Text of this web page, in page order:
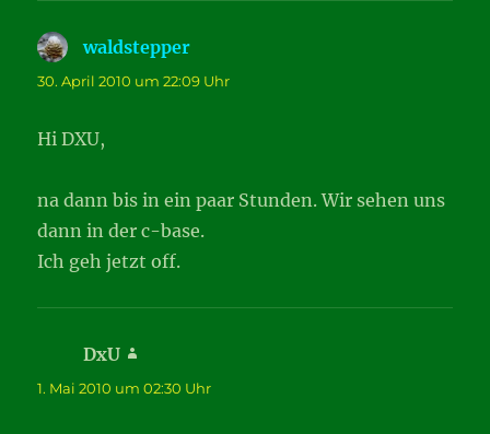
waldstepper
30. April 2010 um 22:09 Uhr
Hi DXU,
na dann bis in ein paar Stunden. Wir sehen uns
dann in der c-base.
Ich geh jetzt off.
DxU
1. Mai 2010 um 02:30 Uhr